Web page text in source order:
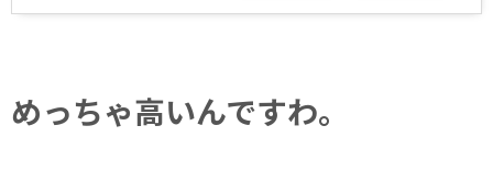
めっちゃ高いんですわ。